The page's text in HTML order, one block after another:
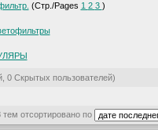
(Стр./Pages 1 2 3 )
0 Скрытых пользователей)
отсортировано по